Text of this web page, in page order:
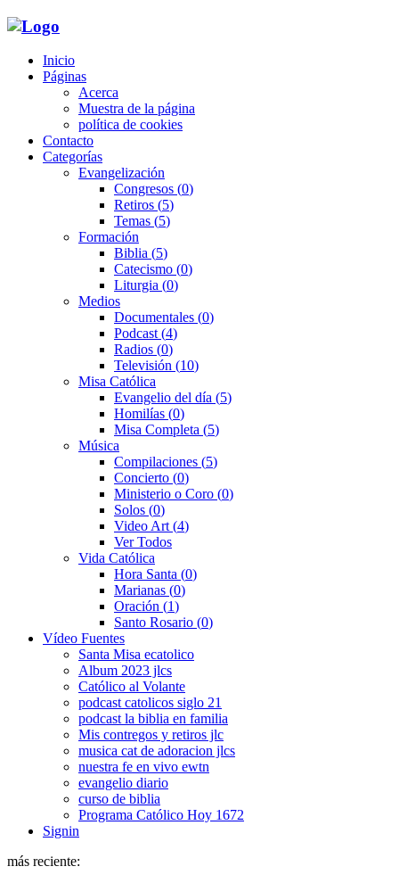
Inicio
Páginas
Acerca
Muestra de la página
política de cookies
Contacto
Categorías
Evangelización
Congresos
(0)
Retiros
(5)
Temas
(5)
Formación
Biblia
(5)
Catecismo
(0)
Liturgia
(0)
Medios
Documentales
(0)
Podcast
(4)
Radios
(0)
Televisión
(10)
Misa Católica
Evangelio del día
(5)
Homilías
(0)
Misa Completa
(5)
Música
Compilaciones
(5)
Concierto
(0)
Ministerio o Coro
(0)
Solos
(0)
Video Art
(4)
Ver Todos
Vida Católica
Hora Santa
(0)
Marianas
(0)
Oración
(1)
Santo Rosario
(0)
Vídeo Fuentes
Santa Misa ecatolico
Album 2023 jlcs
Católico al Volante
podcast catolicos siglo 21
podcast la biblia en familia
Mis contregos y retiros jlc
musica cat de adoracion jlcs
nuestra fe en vivo ewtn
evangelio diario
curso de biblia
Programa Católico Hoy 1672
Signin
más reciente: